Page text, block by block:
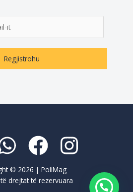
Regjistrohu
© 2026 | PoliMag
drejtat të rezervuara